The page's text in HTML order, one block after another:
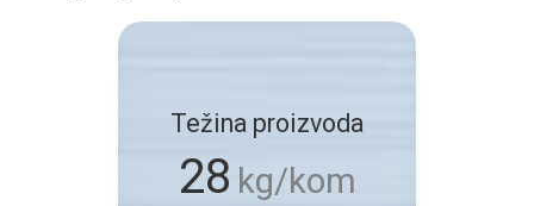
Težina proizvoda
28 kg/kom